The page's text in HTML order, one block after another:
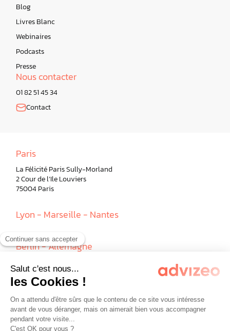
Blog
Livres Blanc
Webinaires
Podcasts
Presse
Nous contacter
01 82 51 45 34
Contact
Paris
La Félicité Paris Sully-Morland
2 Cour de l’Ile Louviers
75004 Paris
Lyon - Marseille - Nantes
Berlin - Allemagne
Milan - Italie